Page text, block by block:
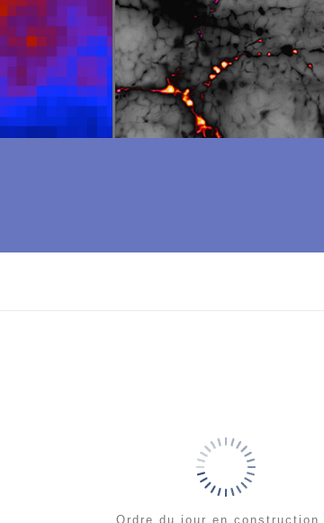
Ordre du jour en